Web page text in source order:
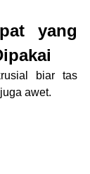
yang
biar tas
awet.